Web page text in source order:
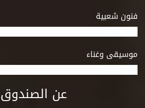
فنون شعبية
موسيقى وغناء
عن الصندوق